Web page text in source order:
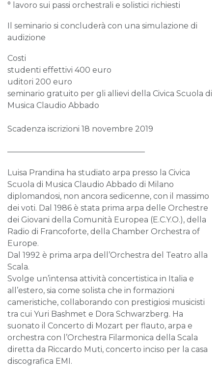
° lavoro sui passi orchestrali e solistici richiesti
Il seminario si concluderà con una simulazione di
audizione
Costi
studenti effettivi 400 euro
uditori 200 euro
seminario gratuito per gli allievi della Civica Scuola di
Musica Claudio Abbado
Scadenza iscrizioni 18 novembre 2019
Luisa Prandina ha studiato arpa presso la Civica
Scuola di Musica Claudio Abbado di Milano
diplomandosi, non ancora sedicenne, con il massimo
dei voti. Dal 1986 è stata prima arpa delle Orchestre
dei Giovani della Comunità Europea (E.C.Y.O.), della
Radio di Francoforte, della Chamber Orchestra of
Europe.
Dal 1992 è prima arpa dell’Orchestra del Teatro alla
Scala.
Svolge un’intensa attività concertistica in Italia e
all’estero, sia come solista che in formazioni
cameristiche, collaborando con prestigiosi musicisti
tra cui Yuri Bashmet e Dora Schwarzberg. Ha
suonato il Concerto di Mozart per flauto, arpa e
orchestra con l’Orchestra Filarmonica della Scala
diretta da Riccardo Muti, concerto inciso per la casa
discografica EMI.